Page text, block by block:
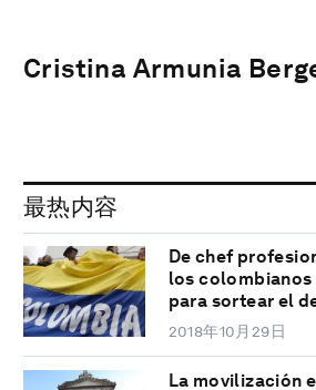
Cristina Armunia
最热内容
De chef
los
para sortear el
2018年10月29日
La movilización